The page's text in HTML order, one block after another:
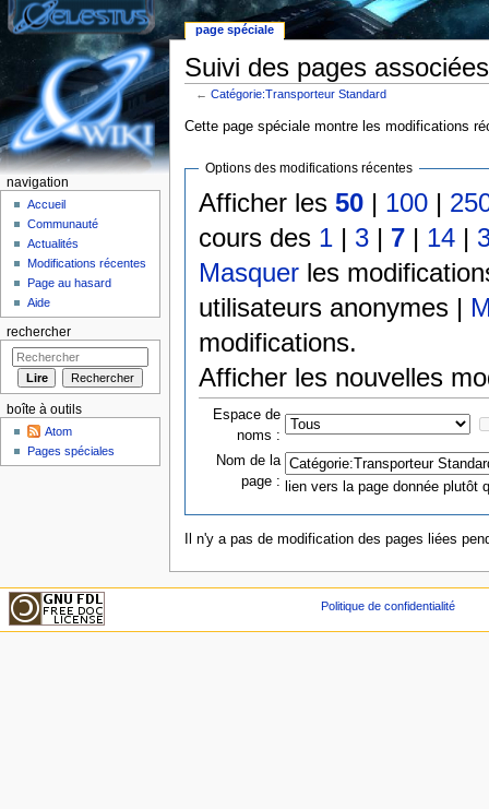
Suivi des pages
←Catégorie:Transporteur Standard
Cette page spéciale montre les modifications
Options des modifications récentes
Afficher les50 | 100 |
cours des 1 | 3 | 7 | 14 |
Masquer les
utilisateurs anonymes |
modifications.
Afficher les nouvelles
Espace de
noms :
Nom de la
page : lien vers la page donnée plutôt
Il n'y a pas de modification des pages liées
page spéciale
navigation
Accueil
Communauté
Actualités
Modifications récentes
Page au hasard
Aide
rechercher
boîte à outils
Atom
Pages spéciales
Politique de confidentialité